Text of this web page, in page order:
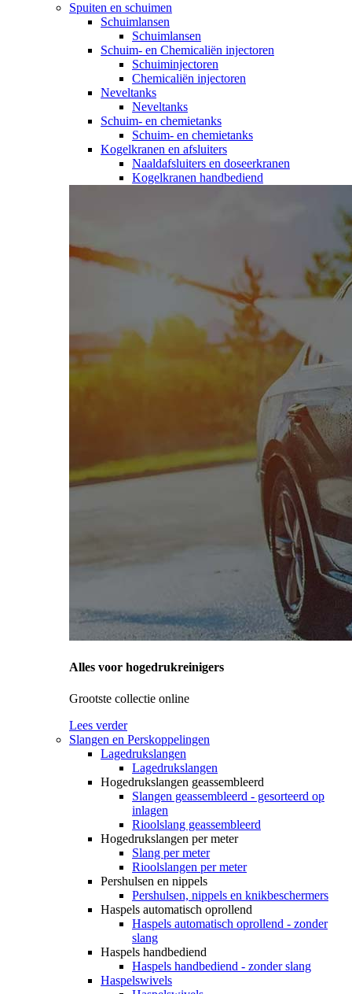
Spuiten en schuimen
Schuimlansen
Schuimlansen
Schuim- en Chemicaliën injectoren
Schuiminjectoren
Chemicaliën injectoren
Neveltanks
Neveltanks
Schuim- en chemietanks
Schuim- en chemietanks
Kogelkranen en afsluiters
Naaldafsluiters en doseerkranen
Kogelkranen handbediend
Alles voor hogedrukreinigers
Grootste collectie online
Lees verder
Slangen en Perskoppelingen
Lagedrukslangen
Lagedrukslangen
Hogedrukslangen geassembleerd
Slangen geassembleerd - gesorteerd op
inlagen
Rioolslang geassembleerd
Hogedrukslangen per meter
Slang per meter
Rioolslangen per meter
Pershulsen en nippels
Pershulsen, nippels en knikbeschermers
Haspels automatisch oprollend
Haspels automatisch oprollend - zonder
slang
Haspels handbediend
Haspels handbediend - zonder slang
Haspelswivels